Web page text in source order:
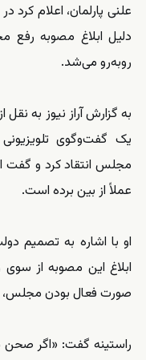
علنی پارلمان، اعلام کرد
دلیل ابلاغ مصوبه رفع
روبه‌رو می‌شد.
به گزارش آراز نیوز به نقل
یک گفت‌وگوی
مجلس انتقاد کرد و گفت
عملاً از بین برده است.
او با اشاره به تصمیم
ابلاغ این مصوبه از سوی
صورت فعال بودن مجلس،
راستینه گفت: «اگر صحن